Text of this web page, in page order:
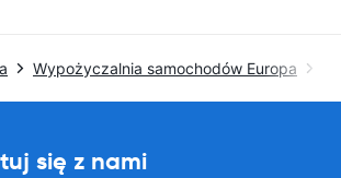
Wypożyczalnia samochodów Europa
się z nami